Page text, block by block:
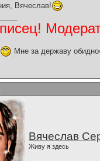
Вячеслав!
Мне за державу обидно
Вячеслав
Живу я здесь